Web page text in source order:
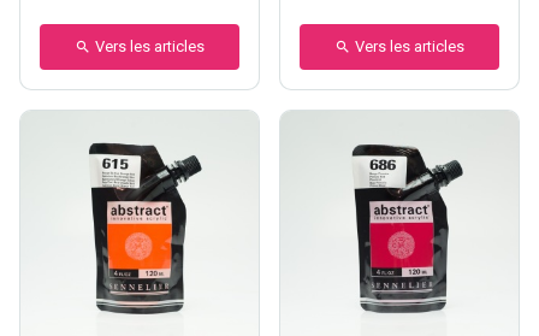
Vers les articles Vers les articles